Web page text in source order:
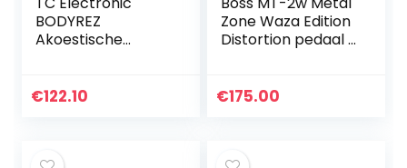
BODYREZ
Akoestische
akoestisch
€122.10
Zone Waza Edition
Distortion pedaal +
€175.00